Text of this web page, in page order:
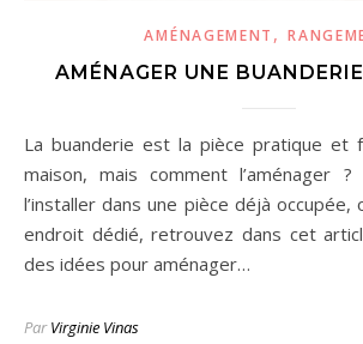
AMÉNAGEMENT ,
AMÉNAGER UNE
La buanderie est la pièce pratique et fonctionnelle de la
maison, mais comment l’aménager ?
l’installer dans une pièce déjà occupée,
endroit dédié, retrouvez dans cet
des idées pour aménager…
ParVirginie Vinas